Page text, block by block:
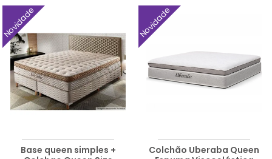
Novidade
Base queen simples +
Novidade
Colchão Uberaba Queen